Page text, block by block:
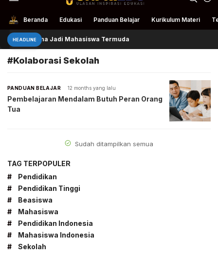
UnpriEdu
Ulasan Inspirasi Edukasi
Beranda Edukasi Panduan Belajar Kurikulum Materi
HEADLINE
Queenzha Jadi Mahasiswa Termuda
#Kolaborasi Sekolah
PANDUAN BELAJAR 12 months yang lalu
Pembelajaran Mendalam Butuh Peran Orang
Tua
Sudah ditampilkan semua
TAG TERPOPULER
#
Pendidikan
#
Pendidikan Tinggi
#
Beasiswa
#
Mahasiswa
#
Pendidikan Indonesia
#
Mahasiswa Indonesia
#
Sekolah